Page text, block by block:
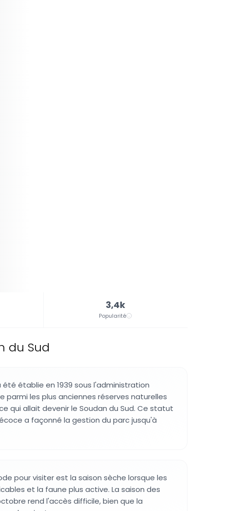
3,4k
Popularité
du Sud
établie en 1939 sous l'administration
parmi les plus anciennes réserves naturelles
qui allait devenir le Soudan du Sud. Ce statut
a façonné la gestion du parc jusqu'à
pour visiter est la saison sèche lorsque les
et la faune plus active. La saison des
rend l'accès difficile, bien que la